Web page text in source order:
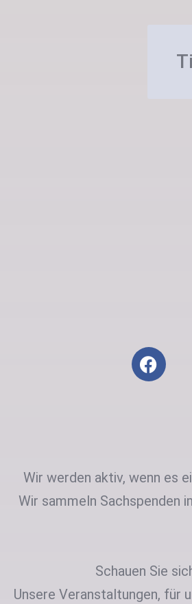
Wir werden aktiv, wenn es
Wir sammeln Sachspenden
Schauen Sie
Unsere Veranstaltungen, für